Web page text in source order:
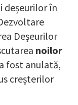
deșeurilor în
Deșeurilor
noilor
a fost anulată,
creșterilor